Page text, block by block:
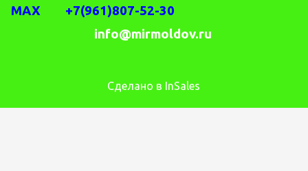
MAX +7(961)807-52-30
info@mirmoldov.ru
Сделано в InSales